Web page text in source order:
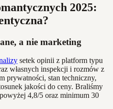
2025:
a nie marketing
setek opinii z platform typu
własnych inspekcji i rozmów z
prywatności, stan techniczny,
jakości do ceny. Braliśmy
4,8/5 oraz minimum 30